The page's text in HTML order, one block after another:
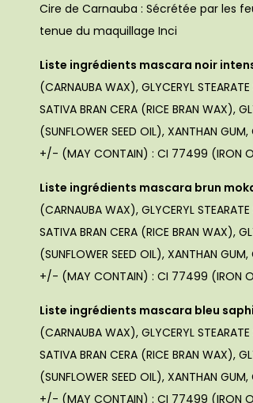
Cire de Carnauba : Sécrétée par les
tenue du maquillage Inci
Liste ingrédients mascara noir
(CARNAUBA WAX), GLYCERYL
SATIVA BRAN CERA (RICE BRAN WAX),
(SUNFLOWER SEED OIL), XANTHAN
+/- (MAY CONTAIN) : CI 77499 (IRON
Liste ingrédients mascara brun moka
(CARNAUBA WAX), GLYCERYL
SATIVA BRAN CERA (RICE BRAN WAX),
(SUNFLOWER SEED OIL), XANTHAN
+/- (MAY CONTAIN) : CI 77499 (IRON
Liste ingrédients mascara bleu
(CARNAUBA WAX), GLYCERYL
SATIVA BRAN CERA (RICE BRAN WAX),
(SUNFLOWER SEED OIL), XANTHAN
+/- (MAY CONTAIN) : CI 77499 (IRON